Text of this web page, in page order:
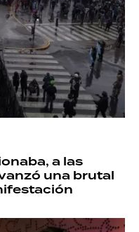
a las
una brutal